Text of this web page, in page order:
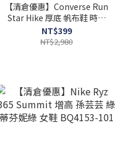
【清倉優惠】Converse Run
Star Hike 厚底 帆布鞋 時尚
白 女款 166799C
NT$399
NT$2,980